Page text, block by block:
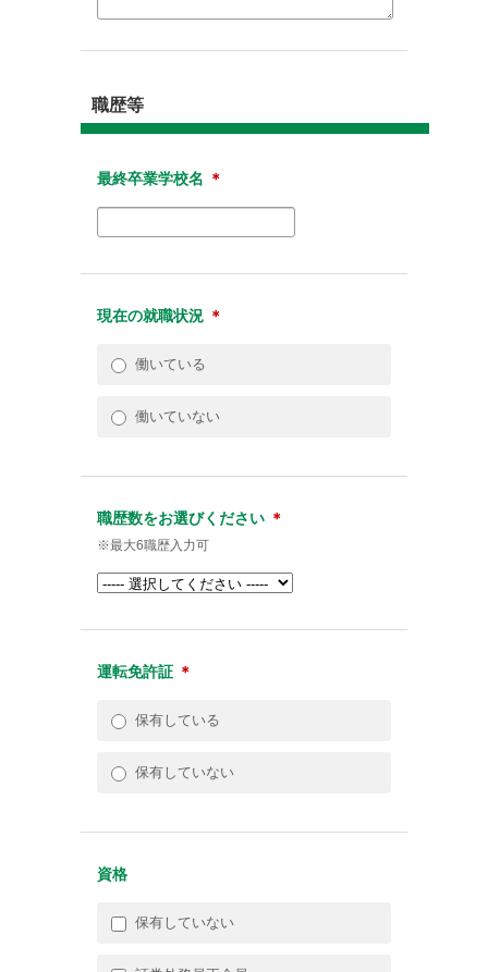
職歴等
最終卒業学校名 ＊
現在の就職状況 ＊
働いている
働いていない
職歴数をお選びください ＊
※最大6職歴入力可
運転免許証 ＊
保有している
保有していない
資格
保有していない